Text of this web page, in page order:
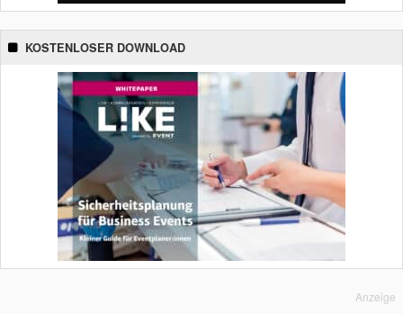
KOSTENLOSER DOWNLOAD
Anzeige